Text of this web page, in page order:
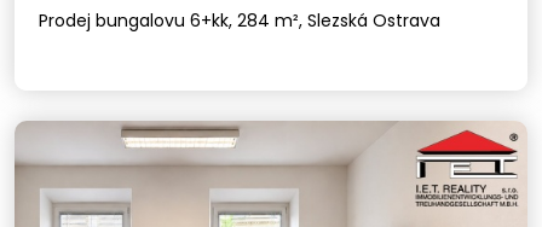
Prodej bungalovu 6+kk, 284 m², Slezská Ostrava